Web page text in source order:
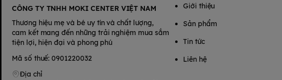
CÔNG TY TNHH MOKI CENTER VIỆT NAM
Thương hiệu mẹ và bé uy tín và chất lượng,
cam kết mang đến những trải nghiệm mua sắm
tiện lợi, hiện đại và phong phú
Mã số thuế: 0901220032
Địa chỉ
Giới thiệu
Sản phẩm
Tin tức
Liên hệ